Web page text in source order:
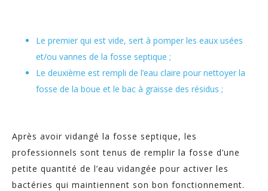
Le premier qui est vide, sert à pomper les eaux usées
et/ou vannes de la fosse septique ;
Le deuxième est rempli de l’eau claire pour nettoyer la
fosse de la boue et le bac à graisse des résidus ;
Après avoir vidangé la fosse septique, les
professionnels sont tenus de remplir la fosse d’une
petite quantité de l’eau vidangée pour activer les
bactéries qui maintiennent son bon fonctionnement.